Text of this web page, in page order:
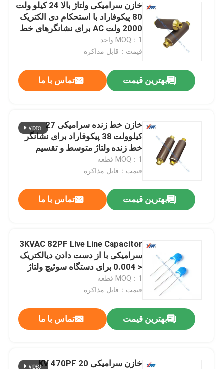
خازن سرامیکی ولتاژ بالا 24 کیلو ولت
80 پیکوفاراد با استحکام دی الکتریک
2000 ولت AC برای نشانگرهای خط
برق زنده
MOQ：1 واحد
قیمت：قابل مذاکره
بهترین قیمت تماس با ما
خازن خط زنده سرامیکی 27
کیلوولت 38 پیکوفاراد برای نشانگر
خط زنده ولتاژ متوسط و تقسیم
کننده های ولتاژ خازنی
MOQ：1 قطعه
قیمت：قابل مذاکره
بهترین قیمت تماس با ما
3KVAC 82PF Live Line Capacitor
سرامیکی با از دست دادن دیالکتریک
< 0.004 برای دستگاه سوئیچ ولتاژ
بالا
MOQ：1 قطعه
قیمت：قابل مذاکره
بهترین قیمت تماس با ما
خازن سرامیکی 20 KV 470PF